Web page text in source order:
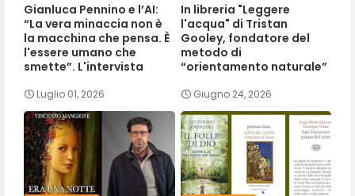
Gianluca Pennino e l’AI:
“La vera minaccia non è
la macchina che pensa. È
l'essere umano che
smette”. L'intervista
Luglio 01, 2026
In libreria "Leggere
l'acqua" di Tristan
Gooley, fondatore del
metodo di
“orientamento naturale”
Giugno 24, 2026